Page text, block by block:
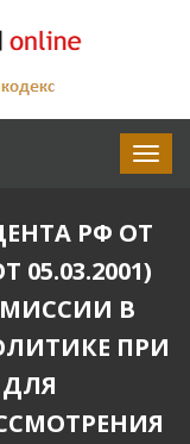
РФ ОТ
05.03.2001)
В
ПРИ